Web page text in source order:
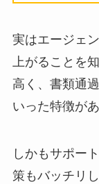
実はエージェ
上がることを
高く、書類通
いった特徴があ
しかもサポー
策もバッチリ